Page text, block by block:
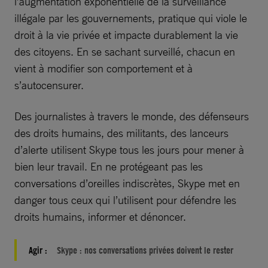
illégale par les gouvernements, pratique qui viole le
droit à la vie privée et impacte durablement la vie
des citoyens. En se sachant surveillé, chacun en
vient à modifier son comportement et à
s’autocensurer.
Des journalistes à travers le monde, des défenseurs
des droits humains, des militants, des lanceurs
d’alerte utilisent Skype tous les jours pour mener à
bien leur travail. En ne protégeant pas les
conversations d’oreilles indiscrètes, Skype met en
danger tous ceux qui l’utilisent pour défendre les
droits humains, informer et dénoncer.
Agir : Skype : nos conversations privées doivent le rester